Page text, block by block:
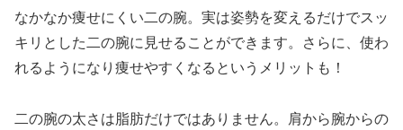
なかなか痩せにくい二の腕。実は姿勢を変えるだけでスッ
キリとした二の腕に見せることができます。さらに、使わ
れるようになり痩せやすくなるというメリットも！
二の腕の太さは脂肪だけではありません。肩から腕からの